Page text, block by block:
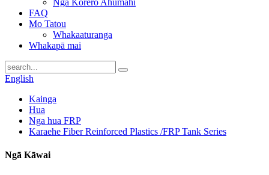
Nga Korero Ahumahi
FAQ
Mo Tatou
Whakaaturanga
Whakapā mai
English
Kainga
Hua
Nga hua FRP
Karaehe Fiber Reinforced Plastics /FRP Tank Series
Ngā Kāwai